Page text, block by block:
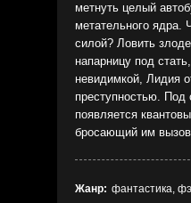
метнуть целый
метательного ядра.
силой? Ловить
напарницу под
невидимкой, Лидия
преступностью. Под
появляется
бросающий им
Жанр: фантастика,